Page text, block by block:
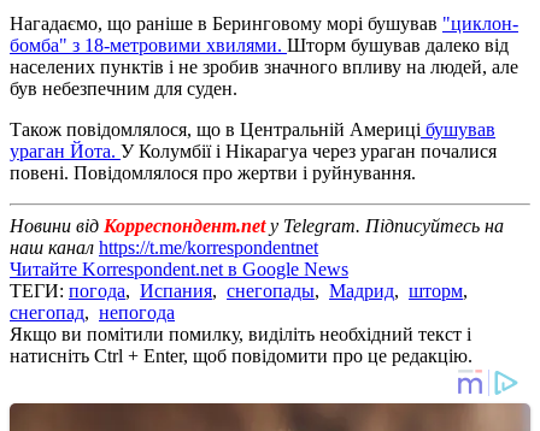
Нагадаємо, що раніше в Беринговому морі бушував "циклон-
бомба" з 18-метровими хвилями. Шторм бушував далеко від
населених пунктів і не зробив значного впливу на людей, але
був небезпечним для суден.
Також повідомлялося, що в Центральній Америці бушував
ураган Йота. У Колумбії і Нікарагуа через ураган почалися
повені. Повідомлялося про жертви і руйнування.
Новини від Корреспондент.net у Telegram. Підписуйтесь на
наш канал https://t.me/korrespondentnet
Читайте Korrespondent.net в Google News
ТЕГИ: погода, Испания, снегопады, Мадрид, шторм,
снегопад, непогода
Якщо ви помітили помилку, виділіть необхідний текст і
натисніть Ctrl + Enter, щоб повідомити про це редакцію.